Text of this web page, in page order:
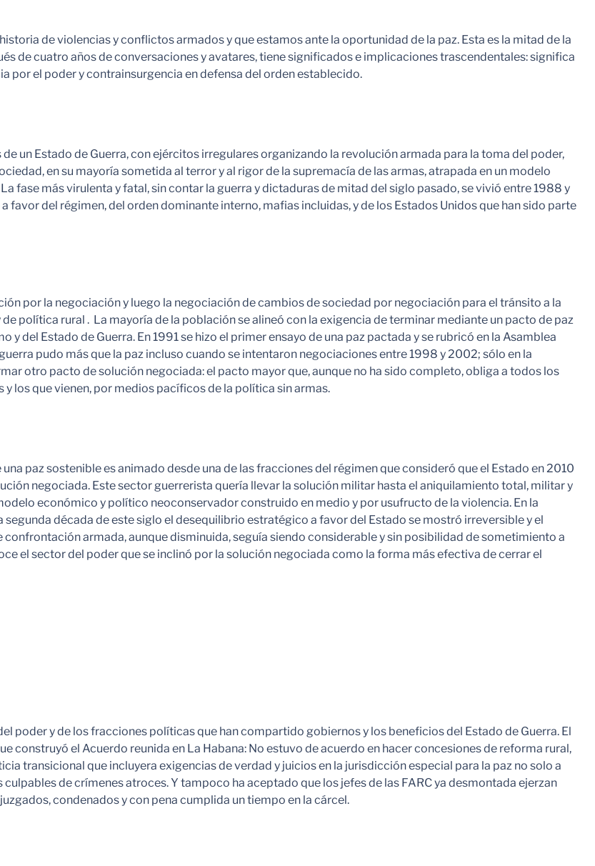
de violencias y conflictos armados y que estamos ante la oportunidad de la paz. Esta es la mitad de la
de cuatro años de conversaciones y avatares, tiene significados e implicaciones trascendentales: significa
por el poder y contrainsurgencia en defensa del orden establecido.
un Estado de Guerra, con ejércitos irregulares organizando la revolución armada para la toma del poder,
en su mayoría sometida al terror y al rigor de la supremacía de las armas, atrapada en un modelo
fase más virulenta y fatal, sin contar la guerra y dictaduras de mitad del siglo pasado, se vivió entre 1988 y
del régimen, del orden dominante interno, mafias incluidas, y de los Estados Unidos que han sido parte
por la negociación y luego la negociación de cambios de sociedad por negociación para el tránsito a la
política rural . La mayoría de la población se alineó con la exigencia de terminar mediante un pacto de paz
del Estado de Guerra. En 1991 se hizo el primer ensayo de una paz pactada y se rubricó en la Asamblea
pudo más que la paz incluso cuando se intentaron negociaciones entre 1998 y 2002; sólo en la
otro pacto de solución negociada: el pacto mayor que, aunque no ha sido completo, obliga a todos los
los que vienen, por medios pacíficos de la política sin armas.
paz sostenible es animado desde una de las fracciones del régimen que consideró que el Estado en 2010
negociada. Este sector guerrerista quería llevar la solución militar hasta el aniquilamiento total, militar y
económico y político neoconservador construido en medio y por usufructo de la violencia. En la
década de este siglo el desequilibrio estratégico a favor del Estado se mostró irreversible y el
armada, aunque disminuida, seguía siendo considerable y sin posibilidad de sometimiento a
el sector del poder que se inclinó por la solución negociada como la forma más efectiva de cerrar el
poder y de los fracciones políticas que han compartido gobiernos y los beneficios del Estado de Guerra. El
construyó el Acuerdo reunida en La Habana: No estuvo de acuerdo en hacer concesiones de reforma rural,
transicional que incluyera exigencias de verdad y juicios en la jurisdicción especial para la paz no solo a
de crímenes atroces. Y tampoco ha aceptado que los jefes de las FARC ya desmontada ejerzan
condenados y con pena cumplida un tiempo en la cárcel.